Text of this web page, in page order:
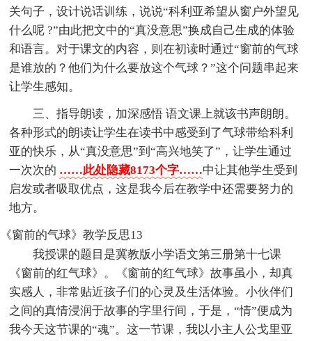
关句子，设计说话训练，说说“科利亚希望从窗户外望见
什么呢 ?”由此把文中的“真没意思”换成自己生成的体验
和语言。对于课文的内容，则在初读时通过“窗前的气球
是谁放的？他们为什么要放这个气球？”这个问题串起来
让学生感知。
三、指导朗读，加深感悟 语文课上就该书声朗朗。
各种形式的朗读让学生在读书中感受到了气球带给科利
亚的快乐，从“真没意思”到“高兴地笑了”，让学生通过
一次次的 ……此处隐藏8173个字……中让其他学生受到
启发或者吸取优点，这是我今后在教学中还需要努力的
地方。
《窗前的气球》教学反思13
我授课的题目是冀教版小学语文第三册第十七课
《窗前的红气球》。《窗前的红气球》故事虽小，却真
实感人，非常贴近孩子们的心灵及生活体验。小伙伴们
之间的真情浸润于故事的字里行间，于是，“情”便成为
我今天这节课的“魂”。这一节课，我以小主人公戈里亚